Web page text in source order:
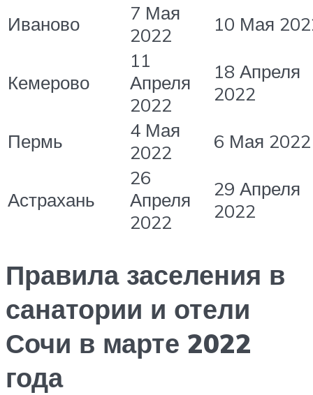
Иваново
7 Мая
2022
10 Мая
Кемерово
11
Апреля
2022
18 Апреля
2022
Пермь
4 Мая
2022
6 Мая 2022
Астрахань
26
Апреля
2022
29 Апреля
2022
Правила заселения в
санатории и отели
Сочи в марте 2022
года